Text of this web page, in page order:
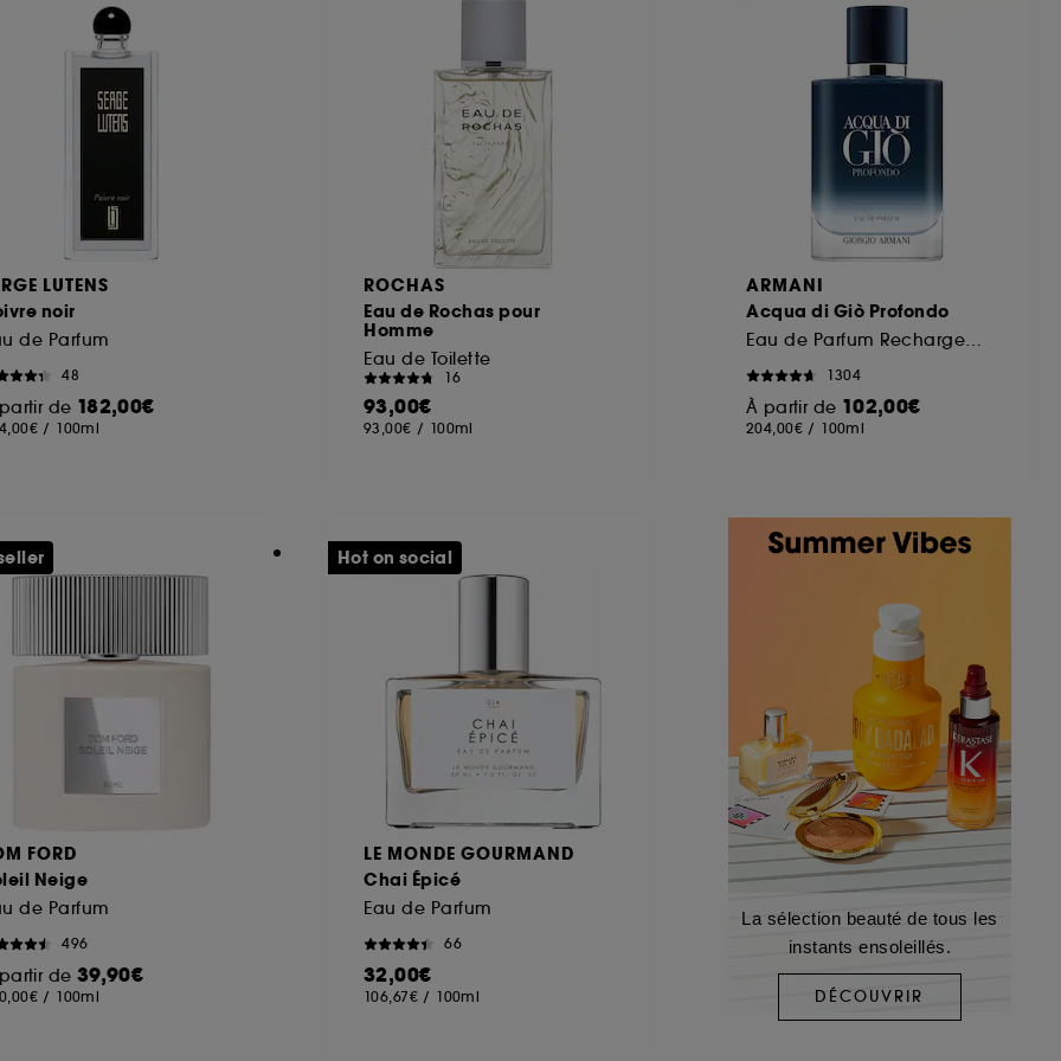
LUTENS
noir
de Parfum
48
de 182,00€
/ 100ml
ROCHAS
Eau de Rochas pour
Homme
Eau de Toilette
16
93,00€
93,00€ / 100ml
ARMANI
Acqua di Giò Profondo
1304
À partir de 102,00€
204,00€ / 100ml
FORD
Neige
de Parfum
496
de 39,90€
/ 100ml
LE MONDE GOURMAND
Chai Épicé
Eau de Parfum
66
32,00€
106,67€ / 100ml
Hot on social
La sélection beauté de tous les
instants ensoleillés.
DÉCOUVRIR
et la lecture de ces traceurs requiert votre accord. Vous pouvez personnaliser vos choix concernant
mes choix" ci-dessous ou décider de "tout accepter". Sephora pourra associer les
Cookies, pour les finalités acceptées, avec les données personnelles collectées ou générées lors
refuser tous les cookies, cliques sur "continuer sans accepter". Voous pouvez à tout moment choisir
obtenir plus d'information sur les cookies utilisés,
cliquez